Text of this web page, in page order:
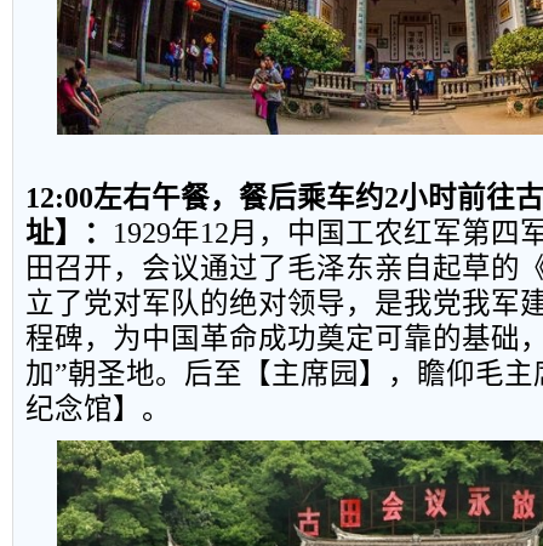
12:00左右午餐，餐后乘车约2小时前往
址】
： 1929年12月，中国工农红军第四
田召开，会议通过了毛泽东亲自起草的
立了党对军队的绝对领导，是我党我军
程碑，为中国革命成功奠定可靠的基础
加”朝圣地。后至【主席园】，瞻仰毛
纪念馆】。